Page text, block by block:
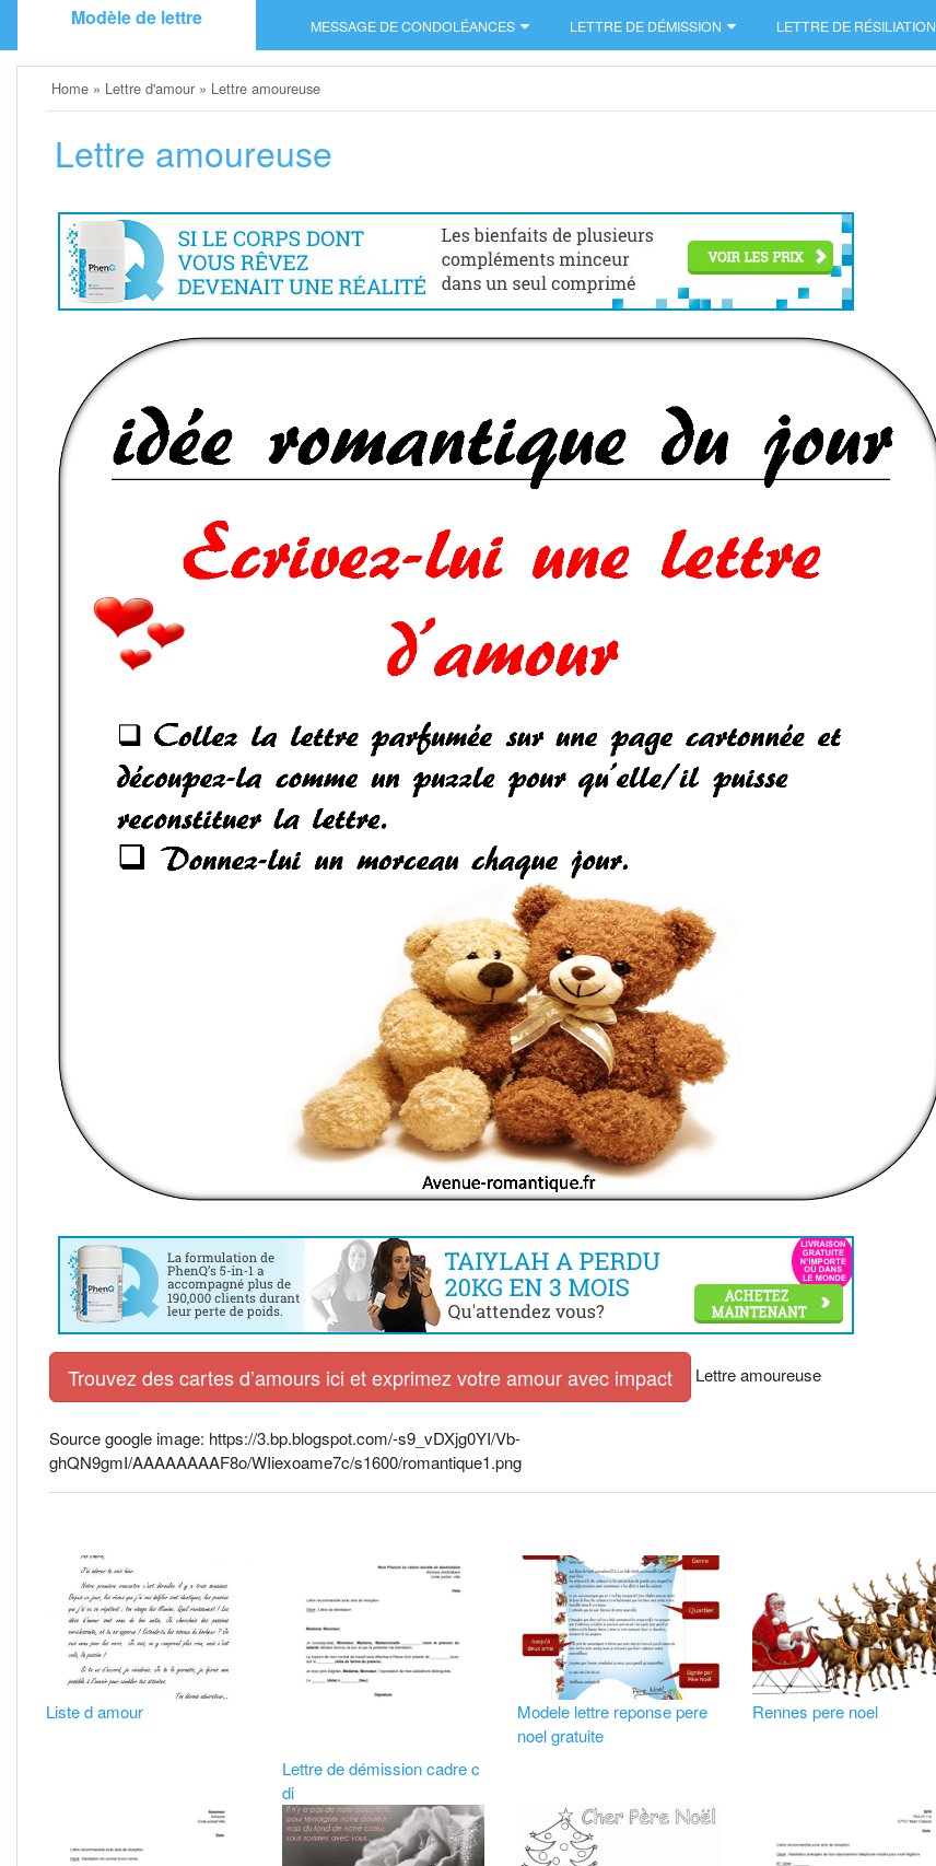
Modèle de lettre MESSAGE DE CONDOLÉANCES LETTRE DE DÉMISSION LETTRE DE RÉSILIATION
Home » Lettre d'amour » Lettre amoureuse
Lettre amoureuse
Trouvez des cartes d’amours ici et exprimez votre amour avec impact Lettre amoureuse
Source google image: https://3.bp.blogspot.com/-s9_vDXjg0YI/Vb-
ghQN9gmI/AAAAAAAAF8o/WIiexoame7c/s1600/romantique1.png
Liste d amour
Lettre de démission cadre c
di
Modele lettre reponse pere
noel gratuite
Rennes pere noel